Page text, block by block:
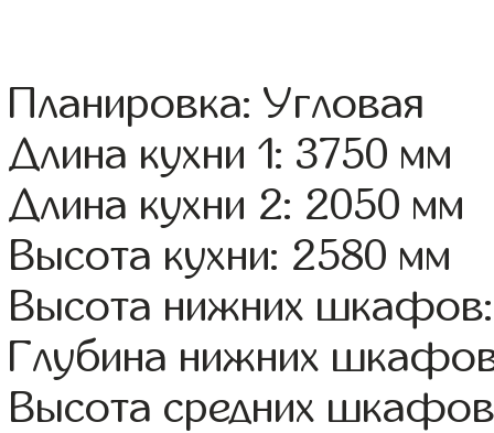
Планировка: Угловая
Длина кухни 1: 3750 мм
Длина кухни 2: 2050 мм
Высота кухни: 2580 мм
Высота нижних
Глубина нижних
Высота средних